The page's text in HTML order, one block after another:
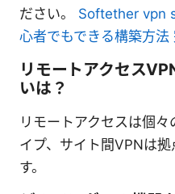
ださい。 Softether vpn
心者でもできる構築方法
リモートアクセス
いは？
リモートアクセスは個
イプ、サイト間VPNは
す。